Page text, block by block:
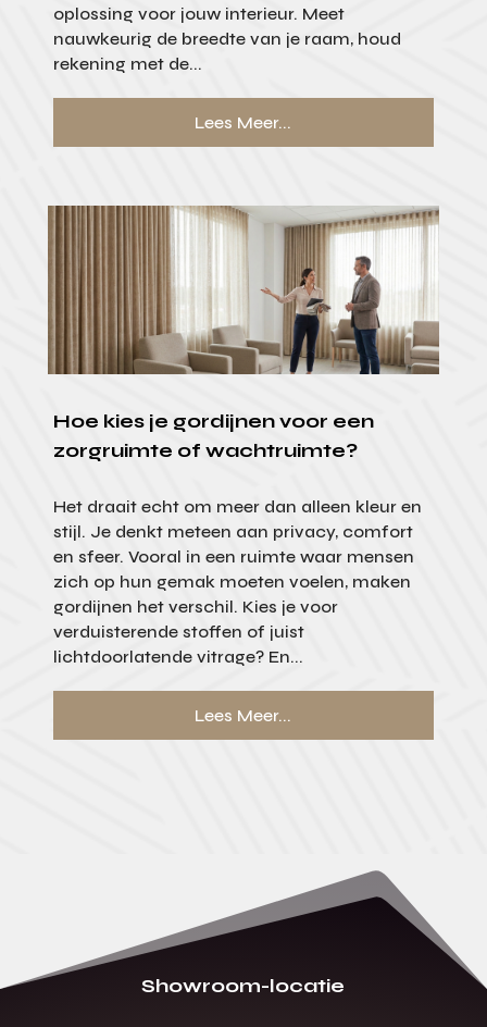
oplossing voor jouw interieur. Meet
nauwkeurig de breedte van je raam, houd
rekening met de...
Lees Meer...
Hoe kies je gordijnen voor een
zorgruimte of wachtruimte?
Het draait echt om meer dan alleen kleur en
stijl. Je denkt meteen aan privacy, comfort
en sfeer. Vooral in een ruimte waar mensen
zich op hun gemak moeten voelen, maken
gordijnen het verschil. Kies je voor
verduisterende stoffen of juist
lichtdoorlatende vitrage? En...
Lees Meer...
Showroom-locatie